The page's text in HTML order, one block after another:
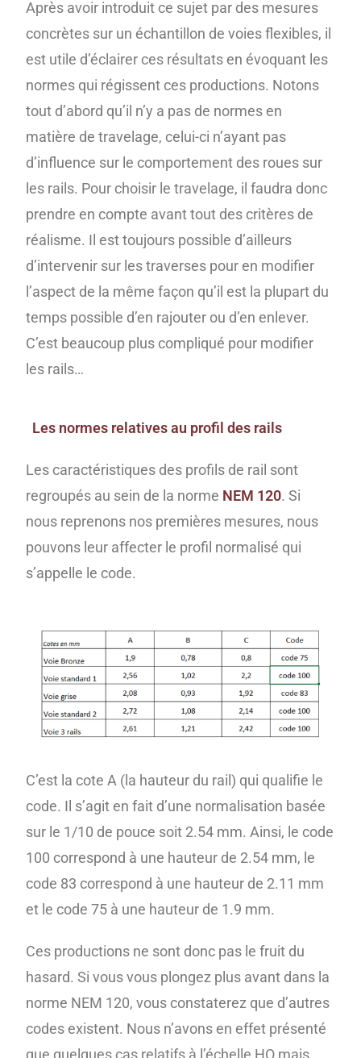
Après avoir introduit ce sujet par des mesures
concrètes sur un échantillon de voies flexibles, il
est utile d’éclairer ces résultats en évoquant les
normes qui régissent ces productions. Notons
tout d’abord qu’il n’y a pas de normes en
matière de travelage, celui-ci n’ayant pas
d’influence sur le comportement des roues sur
les rails. Pour choisir le travelage, il faudra donc
prendre en compte avant tout des critères de
réalisme. Il est toujours possible d’ailleurs
d’intervenir sur les traverses pour en modifier
l’aspect de la même façon qu’il est la plupart du
temps possible d’en rajouter ou d’en enlever.
C’est beaucoup plus compliqué pour modifier
les rails…
Les normes relatives au profil des rails
Les caractéristiques des profils de rail sont
regroupés au sein de la norme NEM 120. Si
nous reprenons nos premières mesures, nous
pouvons leur affecter le profil normalisé qui
s’appelle le code.
C’est la cote A (la hauteur du rail) qui qualifie le
code. Il s’agit en fait d’une normalisation basée
sur le 1/10 de pouce soit 2.54 mm. Ainsi, le code
100 correspond à une hauteur de 2.54 mm, le
code 83 correspond à une hauteur de 2.11 mm
et le code 75 à une hauteur de 1.9 mm.
Ces productions ne sont donc pas le fruit du
hasard. Si vous vous plongez plus avant dans la
norme NEM 120, vous constaterez que d’autres
codes existent. Nous n’avons en effet présenté
que quelques cas relatifs à l’échelle HO mais